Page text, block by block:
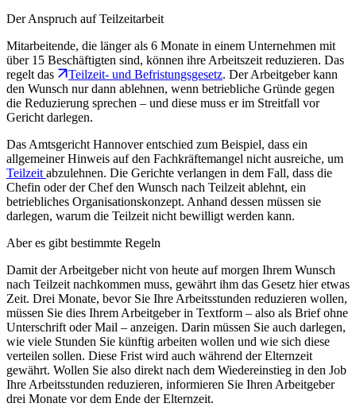
Der Anspruch auf Teilzeitarbeit
Mitarbeitende, die länger als 6 Monate in einem Unternehmen mit
über 15 Beschäftigten sind, können ihre Arbeitszeit reduzieren. Das
regelt das
Teilzeit- und Befristungsgesetz. Der Arbeitgeber kann
den Wunsch nur dann ablehnen, wenn betriebliche Gründe gegen
die Reduzierung sprechen – und diese muss er im Streitfall vor
Gericht darlegen.
Das Amtsgericht Hannover entschied zum Beispiel, dass ein
allgemeiner Hinweis auf den Fachkräftemangel nicht ausreiche, um
Teilzeit abzulehnen. Die Gerichte verlangen in dem Fall, dass die
Chefin oder der Chef den Wunsch nach Teilzeit ablehnt, ein
betriebliches Organisationskonzept. Anhand dessen müssen sie
darlegen, warum die Teilzeit nicht bewilligt werden kann.
Aber es gibt bestimmte Regeln
Damit der Arbeitgeber nicht von heute auf morgen Ihrem Wunsch
nach Teilzeit nachkommen muss, gewährt ihm das Gesetz hier etwas
Zeit. Drei Monate, bevor Sie Ihre Arbeitsstunden reduzieren wollen,
müssen Sie dies Ihrem Arbeitgeber in Textform – also als Brief ohne
Unterschrift oder Mail – anzeigen. Darin müssen Sie auch darlegen,
wie viele Stunden Sie künftig arbeiten wollen und wie sich diese
verteilen sollen. Diese Frist wird auch während der Elternzeit
gewährt. Wollen Sie also direkt nach dem Wiedereinstieg in den Job
Ihre Arbeitsstunden reduzieren, informieren Sie Ihren Arbeitgeber
drei Monate vor dem Ende der Elternzeit.